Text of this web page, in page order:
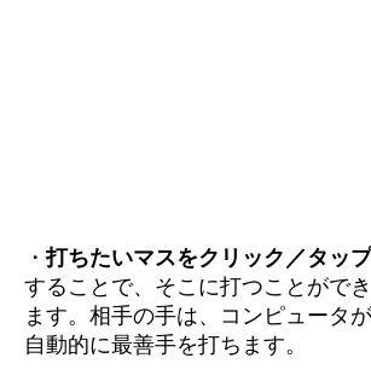
・打ちたいマスをクリック／タッ
することで、そこに打つことができ
ます。相手の手は、コンピュータが
自動的に最善手を打ちます。